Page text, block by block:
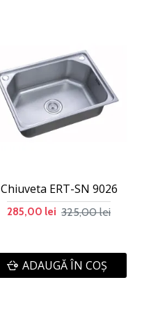
Chiuveta ERT-SN 9026
285,00 lei 325,00 lei
ADAUGĂ ÎN COŞ